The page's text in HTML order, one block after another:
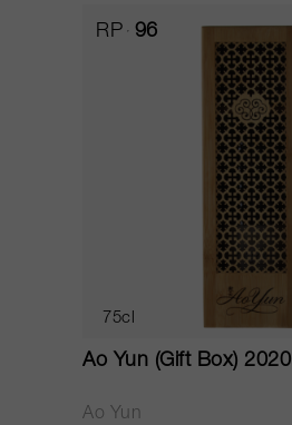
RP 96
75cl
Ao Yun (Gift Box) 2020
Ao Yun